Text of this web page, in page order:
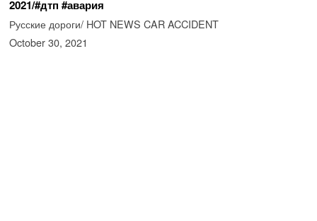
2021/#дтп #авария
Русские дороги/ HOT NEWS CAR ACCIDENT
October 30, 2021